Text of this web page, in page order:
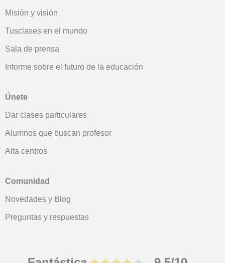
Misión y visión
Tusclases en el mundo
Sala de prensa
Informe sobre el futuro de la educación
Únete
Dar clases particulares
Alumnos que buscan profesor
Alta centros
Comunidad
Novedades y Blog
Preguntas y respuestas